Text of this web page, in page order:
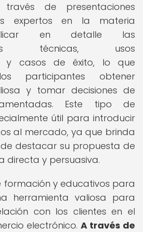
de presentaciones
expertos en la materia
en detalle las
técnicas, usos
y casos de éxito, lo que
participantes obtener
y tomar decisiones de
Este tipo de
útil para introducir
al mercado, ya que brinda
destacar su propuesta de
directa y persuasiva.
formación y educativos para
herramienta valiosa para
con los clientes en el
electrónico. A través de